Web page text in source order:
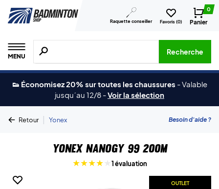
Raquette conseiller Favoris (0)
0
Panier
MENU
Recherche de produits, de marques, etc.
Recherche
👟 Économisez 20% sur toutes les chaussures -Valable
jusqu´au 12/8 -Voir la sélection
Retour | Yonex Besoin d'aide ?
Yonex Nanogy 99 200m
1 évaluation
OUTLET